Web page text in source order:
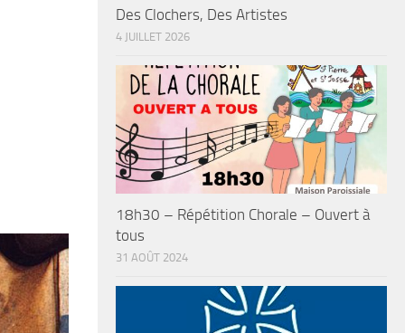
Des Clochers, Des Artistes
4 JUILLET 2026
18h30 – Répétition Chorale – Ouvert à
tous
31 AOÛT 2024